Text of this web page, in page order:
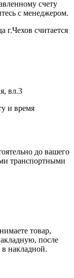
счету
с менеджером.
г.Чехов считается
вл.3
и время
до вашего
транспортными
товар,
после
в накладной.